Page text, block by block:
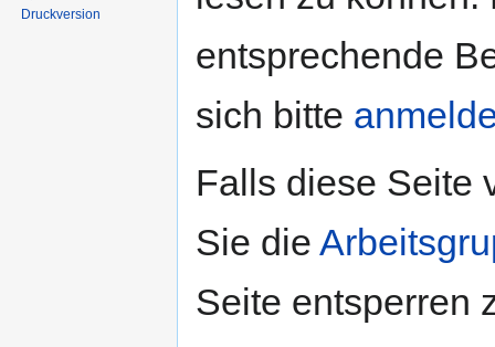
entsprechende
sich bitte
Falls diese Seite
Sie die
Seite entsperren
Druckversion